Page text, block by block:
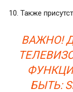
Также
ВАЖНО!
БЫТЬ: